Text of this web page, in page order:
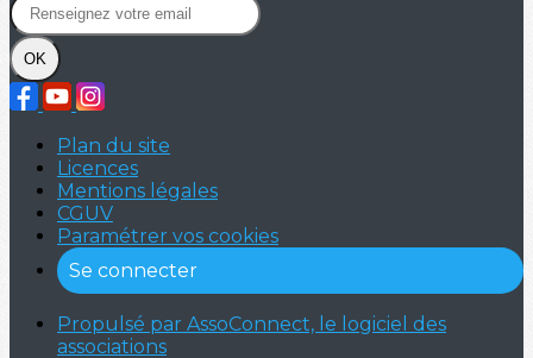
OK
Plan du site
Licences
Mentions légales
CGUV
Paramétrer vos cookies
Se connecter
Propulsé par AssoConnect, le logiciel des
associations